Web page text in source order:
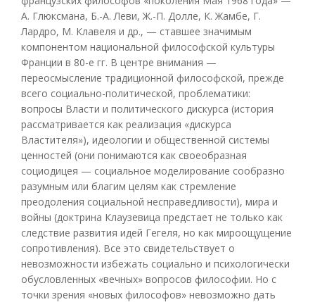
А. Глюксмана, Б.-А. Леви, Ж.-П. Долле, К. Жамбе, Г.
Лардро, М. Клавеля и др., — ставшее значимым
компонентом национальной философской культуры
Франции в 80-е гг. В центре внимания —
переосмысление традиционной философской, прежде
всего социально-политической, проблематики:
вопросы Власти и политического дискурса (история
рассматривается как реализация «дискурса
Властителя»), идеологии и общественной системы
ценностей (они понимаются как своеобразная
социодицея — социальное моделирование сообразно
разумным или благим целям как стремление
преодоления социальной несправедливости), мира и
войны (доктрина Клаузевица предстает не только как
следствие развития идей Гегеля, но как мироощущение
сопротивления). Все это свидетельствует о
невозможности избежать социально и психологически
обусловленных «вечных» вопросов философии. Но с
точки зрения «новых философов» невозможно дать